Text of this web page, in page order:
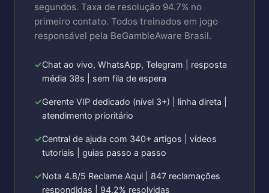
segundos. Taxa de resolução 94.7% no
primeiro contato. Todos treinados em jogo
responsável pela BeGambleAware Brasil.
Chat ao vivo, WhatsApp, Telegram | resposta
média 38s | sem fila de espera
Gerente VIP dedicado (nível 3+) | linha direta |
atendimento prioritário
Central de ajuda com 340+ artigos | vídeos
tutoriais | guias passo a passo
Nota 4.8/5 Reclame Aqui | 847 reclamações
respondidas | 94.2% resolvidas